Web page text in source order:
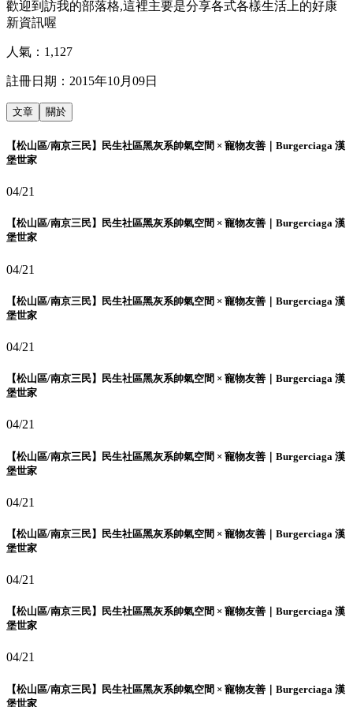
歡迎到訪我的部落格,這裡主要是分享各式各樣生活上的好康
新資訊喔
人氣： 1,127
註冊日期： 2015年10月09日
文章 關於
【松山區/南京三民】民生社區黑灰系帥氣空間 × 寵物友善｜Burgerciaga 漢
堡世家
04/21
【松山區/南京三民】民生社區黑灰系帥氣空間 × 寵物友善｜Burgerciaga 漢
堡世家
04/21
【松山區/南京三民】民生社區黑灰系帥氣空間 × 寵物友善｜Burgerciaga 漢
堡世家
04/21
【松山區/南京三民】民生社區黑灰系帥氣空間 × 寵物友善｜Burgerciaga 漢
堡世家
04/21
【松山區/南京三民】民生社區黑灰系帥氣空間 × 寵物友善｜Burgerciaga 漢
堡世家
04/21
【松山區/南京三民】民生社區黑灰系帥氣空間 × 寵物友善｜Burgerciaga 漢
堡世家
04/21
【松山區/南京三民】民生社區黑灰系帥氣空間 × 寵物友善｜Burgerciaga 漢
堡世家
04/21
【松山區/南京三民】民生社區黑灰系帥氣空間 × 寵物友善｜Burgerciaga 漢
堡世家